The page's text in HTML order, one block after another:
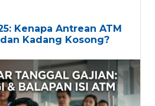
Kenapa Antrean ATM
Kadang Kosong?